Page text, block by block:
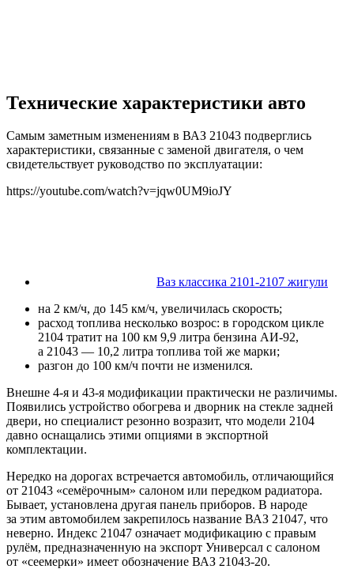
Технические характеристики авто
Самым заметным изменениям в ВАЗ 21043 подверглись
характеристики, связанные с заменой двигателя, о чем
свидетельствует руководство по эксплуатации:
https://youtube.com/watch?v=jqw0UM9ioJY
Ваз классика 2101-2107 жигули
на 2 км/ч, до 145 км/ч, увеличилась скорость;
расход топлива несколько возрос: в городском цикле
2104 тратит на 100 км 9,9 литра бензина АИ-92,
а 21043 — 10,2 литра топлива той же марки;
разгон до 100 км/ч почти не изменился.
Внешне 4-я и 43-я модификации практически не различимы.
Появились устройство обогрева и дворник на стекле задней
двери, но специалист резонно возразит, что модели 2104
давно оснащались этими опциями в экспортной
комплектации.
Нередко на дорогах встречается автомобиль, отличающийся
от 21043 «семёрочным» салоном или передком радиатора.
Бывает, установлена другая панель приборов. В народе
за этим автомобилем закрепилось название ВАЗ 21047, что
неверно. Индекс 21047 означает модификацию с правым
рулём, предназначенную на экспорт Универсал с салоном
от «сеемерки» имеет обозначение ВАЗ 21043-20.